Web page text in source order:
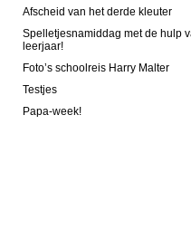
Afscheid van het derde kleuter
Spelletjesnamiddag met de hulp
leerjaar!
Foto’s schoolreis Harry Malter
Testjes
Papa-week!